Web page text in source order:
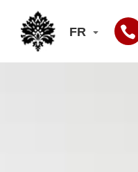
Panneau de gestion des cookies